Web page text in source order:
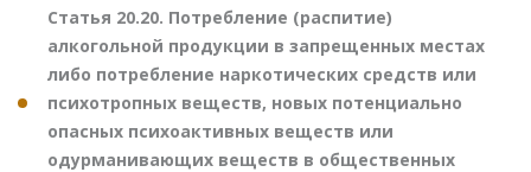
Статья 20.20. Потребление (распитие)
алкогольной продукции в запрещенных местах
либо потребление наркотических средств или
психотропных веществ, новых потенциально
опасных психоактивных веществ или
одурманивающих веществ в общественных